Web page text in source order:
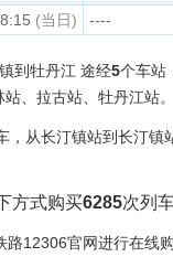
(当日) ----
到牡丹江 途经5个车站
、拉古站、牡丹江站。
，从长汀镇站到长汀镇
方式购买6285次列
路12306官网进行在线